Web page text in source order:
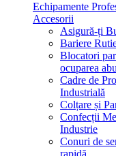
Echipamente
Accesorii
Asigură-ți
Bariere
Blocatori
ocuparea
Cadre de
Industrială
Colțare și
Confecții
Industrie
Conuri de
rapidă